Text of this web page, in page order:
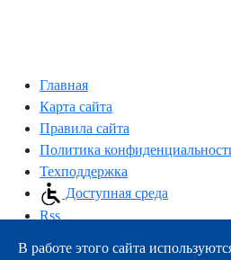
Главная
Карта сайта
Правила сайта
Политика
Техподдержка
Доступная среда
Rss
163000, г.Архангельск, пр-т
В работе этого сайта